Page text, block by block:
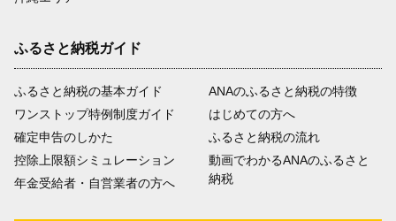
ふるさと納税ガイド
ふるさと納税の基本ガイド
ワンストップ特例制度ガイド
確定申告のしかた
控除上限額シミュレーション
年金受給者・自営業者の方へ
ANAのふるさと納税の特徴
はじめての方へ
ふるさと納税の流れ
動画でわかるANAのふるさと
納税